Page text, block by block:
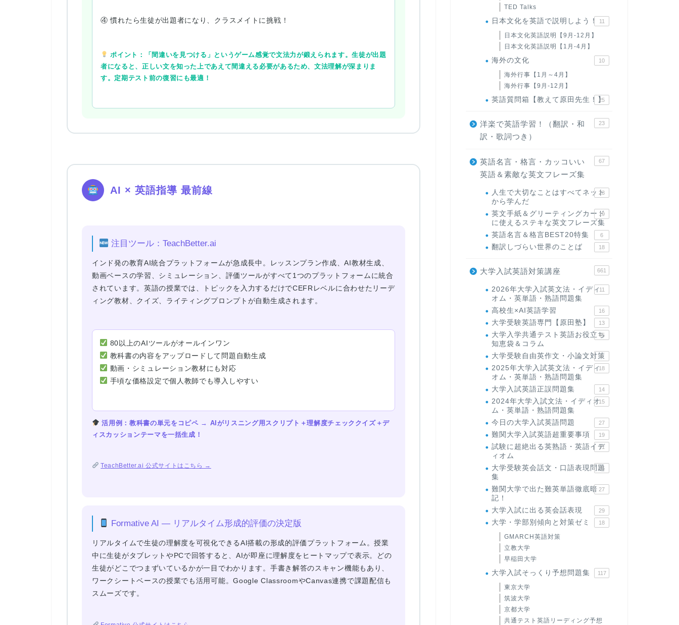
④ 慣れたら生徒が出題者になり、クラスメイトに挑戦！
ポイント：「間違いを見つける」というゲーム感覚で文法力が鍛えられます。生徒が出題
者になると、正しい文を知った上であえて間違える必要があるため、文法理解が深まりま
す。定期テスト前の復習にも最適！
AI × 英語指導 最前線
注目ツール：TeachBetter.ai
インド発の教育AI統合プラットフォームが急成長中。
レッスンプラン作成、AI教材生成、
動画ベースの学習、シミュレーション、評価ツールがすべて1つのプラットフォームに統合
されています。英語の授業では、トピックを入力するだけでCEFRレベルに合わせたリーデ
ィング教材、クイズ、ライティングプロンプトが自動生成されます。
80以上のAIツールがオールインワン
教科書の内容をアップロードして問題自動生成
動画・シミュレーション教材にも対応
手頃な価格設定で個人教師でも導入しやすい
活用例：教科書の単元をコピペ → AIがリスニング用スクリプト＋理解度チェッククイズ＋デ
ィスカッションテーマを一括生成！
TeachBetter.ai 公式サイトはこちら →
Formative AI — リアルタイム形成的評価の決定版
リアルタイムで生徒の理解度を可視化できるAI搭載の形成的評価プラットフォーム。授業
中に生徒がタブレットやPCで回答すると、 AIが即座に理解度をヒートマップで表示。どの
生徒がどこでつまずいているかが一目でわかります。手書き解答のスキャン機能もあり、
ワークシートベースの授業でも活用可能。Google ClassroomやCanvas連携で課題配信も
スムーズです。
TED Talks
日本文化を英語で説明しよう！ 11
日本文化英語説明【9月-12月】
日本文化英語説明【1月-4月】
海外の文化 10
海外行事【1月～4月】
海外行事【9月-12月】
英語質問箱【教えて原田先生！】
25
洋楽で英語学習！（翻訳・和
訳・歌詞つき）
23
英語名言・格言・カッコいい
英語＆素敵な英文フレーズ集
67
人生で大切なことはすべてネット
から学んだ
23
英文手紙＆グリーティングカード
に使えるステキな英文フレーズ集
19
英語名言＆格言BEST20特集 6
翻訳しづらい世界のことば 18
大学入試英語対策講座 661
2026年大学入試英文法・イディ
オム・英単語・熟語問題集
11
高校生×AI英語学習 16
大学受験英語専門【原田塾】 13
大学入学共通テスト英語お役立ち
知恵袋＆コラム
45
大学受験自由英作文・小論文対策
8
2025年大学入試英文法・イディ
オム・英単語・熟語問題集
18
大学入試英語正誤問題集 14
2024年大学入試文法・イディオ
ム・英単語・熟語問題集
15
今日の大学入試英語問題 27
難関大学入試英語超重要事項 19
試験に超絶出る英熟語・英語イデ
ィオム
71
大学受験英会話文・口語表現問題
集
35
難関大学で出た難英単語徹底暗
記！
27
大学入試に出る英会話表現 29
大学・学部別傾向と対策ゼミ 18
GMARCH英語対策
立教大学
早稲田大学
大学入試そっくり予想問題集 117
東京大学
筑波大学
京都大学
共通テスト英語リーディング予想